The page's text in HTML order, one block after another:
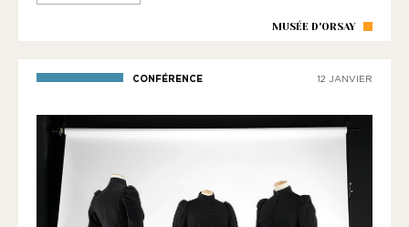
MUSÉE D'ORSAY
CONFÉRENCE 12 JANVIER